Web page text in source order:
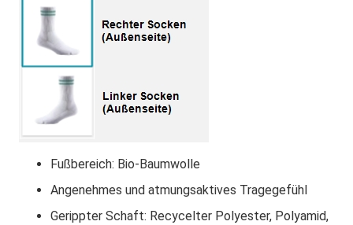
Fußbereich: Bio-Baumwolle
Angenehmes und atmungsaktives Tragegefühl
Gerippter Schaft: Recycelter Polyester, Polyamid,